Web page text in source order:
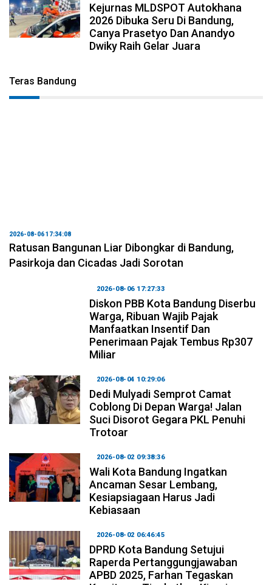
Kejurnas MLDSPOT Autokhana
2026 Dibuka Seru Di Bandung,
Canya Prasetyo Dan Anandyo
Dwiky Raih Gelar Juara
Teras Bandung
2026-08-06 17:34:08
Ratusan Bangunan Liar Dibongkar di Bandung,
Pasirkoja dan Cicadas Jadi Sorotan
2026-08-06 17:27:33
Diskon PBB Kota Bandung Diserbu
Warga, Ribuan Wajib Pajak
Manfaatkan Insentif Dan
Penerimaan Pajak Tembus Rp307
Miliar
2026-08-04 10:29:06
Dedi Mulyadi Semprot Camat
Coblong Di Depan Warga! Jalan
Suci Disorot Gegara PKL Penuhi
Trotoar
2026-08-02 09:38:36
Wali Kota Bandung Ingatkan
Ancaman Sesar Lembang,
Kesiapsiagaan Harus Jadi
Kebiasaan
2026-08-02 06:46:45
DPRD Kota Bandung Setujui
Raperda Pertanggungjawaban
APBD 2025, Farhan Tegaskan